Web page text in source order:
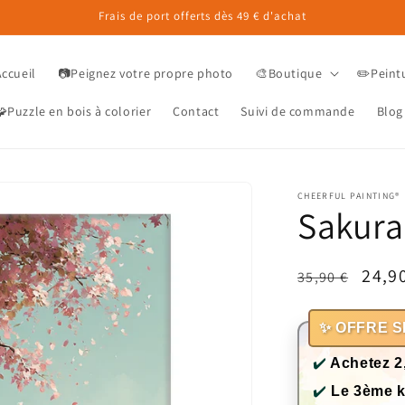
Frais de port offerts dès 49 € d'achat
📷Peignez votre propre photo 🎨Boutique
en bois à colorier Contact Suivi de commande Blog
CHEERFUL PAINTING®
Prix
35,90 €
Prix
✨ OFFRE
✔️ Achetez
✔️ Le 3ème